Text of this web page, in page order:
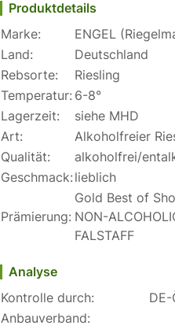
Produktdetails
Marke:
ENGEL
Land:
Deutschland
Rebsorte:
Riesling
Temperatur: 6-8°
Lagerzeit:
siehe MHD
Art:
Alkoholfreier
Qualität:
alkoholfrei/
Geschmack:lieblich
Prämierung:
Gold Best of
NON-
FALSTAFF
Analyse
Kontrolle durch:
DE-
Anbauverband: